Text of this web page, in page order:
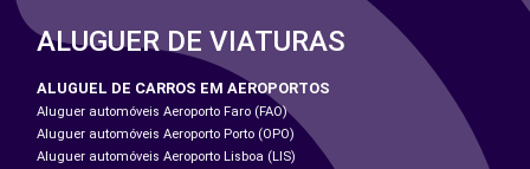
ALUGUER DE VIATURAS
ALUGUEL DE CARROS EM AEROPORTOS
Aluguer automóveis Aeroporto Faro (FAO)
Aluguer automóveis Aeroporto Porto (OPO)
Aluguer automóveis Aeroporto Lisboa (LIS)